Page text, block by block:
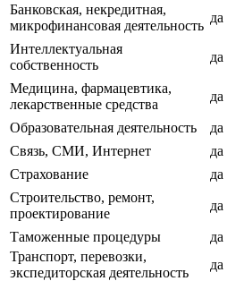
Банковская, некредитная,
микрофинансовая деятельность
да
Интеллектуальная
собственность
да
Медицина, фармацевтика,
лекарственные средства
да
Образовательная деятельность
да
Связь, СМИ, Интернет
да
Страхование
да
Строительство, ремонт,
проектирование
да
Таможенные процедуры
да
Транспорт, перевозки,
экспедиторская деятельность
да